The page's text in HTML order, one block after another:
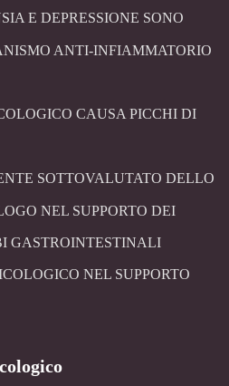
E DEPRESSIONE SONO
ANTI-INFIAMMATORIO
CAUSA PICCHI DI
SOTTOVALUTATO DELLO
NEL SUPPORTO DEI
GASTROINTESTINALI
NEL SUPPORTO